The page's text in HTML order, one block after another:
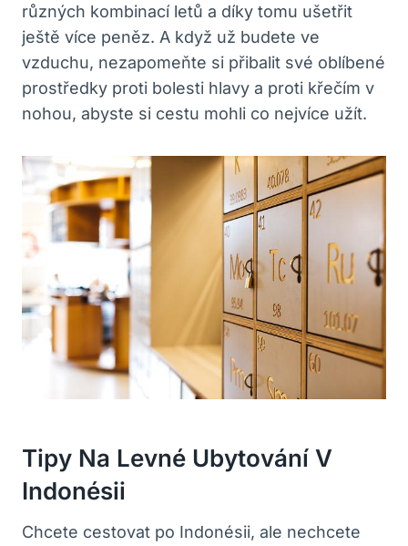
různých kombinací letů a díky tomu ušetřit
ještě více peněz. A když už budete ve
vzduchu, nezapomeňte si přibalit své oblíbené
prostředky proti bolesti hlavy a proti křečím v
nohou, abyste si cestu mohli co nejvíce užít.
Tipy Na Levné Ubytování V
Indonésii
Chcete cestovat po Indonésii, ale nechcete